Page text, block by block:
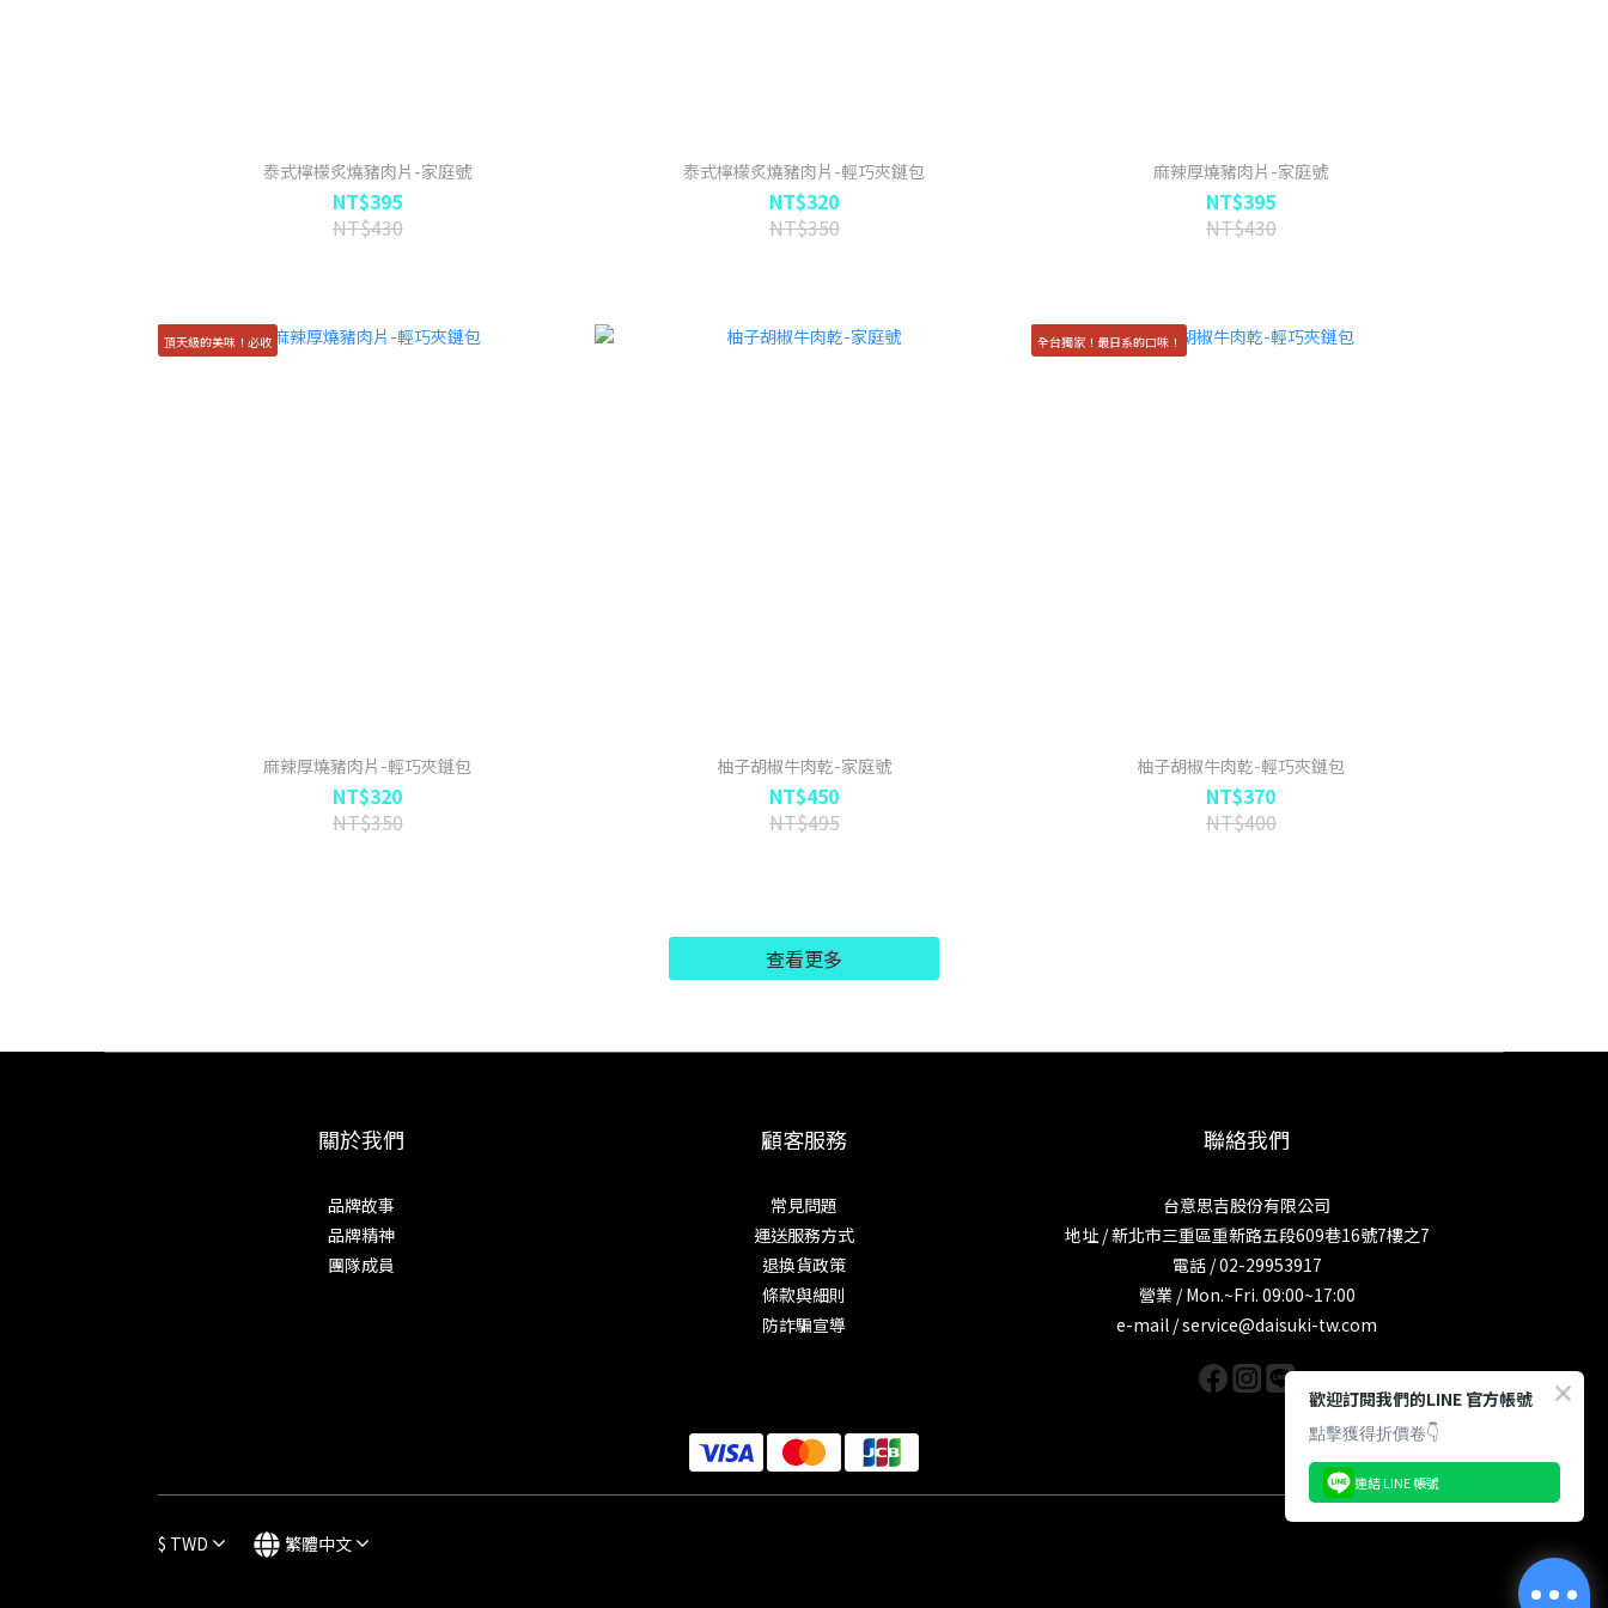
泰式檸檬炙燒豬肉片-家庭號
NT$395
NT$430
泰式檸檬炙燒豬肉片-輕巧夾鏈包
NT$320
NT$350
麻辣厚燒豬肉片-家庭號
NT$395
NT$430
頂天級的美味！必收
麻辣厚燒豬肉片-輕巧夾鏈包
NT$320
NT$350
柚子胡椒牛肉乾-家庭號
NT$450
NT$495
全台獨家！最日系的口味！
柚子胡椒牛肉乾-輕巧夾鏈包
NT$370
NT$400
查看更多
關於我們
品牌故事
品牌精神
團隊成員
顧客服務
常見問題
運送服務方式
退換貨政策
條款與細則
防詐騙宣導
聯絡我們
台意思吉股份有限公司
地址 / 新北市三重區重新路五段609巷16號7樓之7
電話 / 02-29953917
營業 / Mon.~Fri. 09:00~17:00
e-mail / service@daisuki-tw.com
$ TWD 繁體中文
歡迎訂閱我們的LINE 官方帳號
點擊獲得折價卷👇
連結 LINE 帳號